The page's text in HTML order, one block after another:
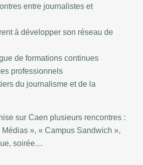
entre journalistes et
à développer son réseau de
de formations continues
professionnels
du journalisme et de la
sur Caen plusieurs rencontres :
», « Campus Sandwich »,
soirée…